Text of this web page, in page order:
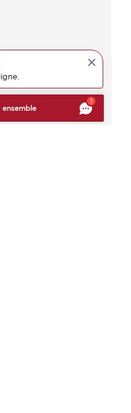
ensemble
1
préférences pour